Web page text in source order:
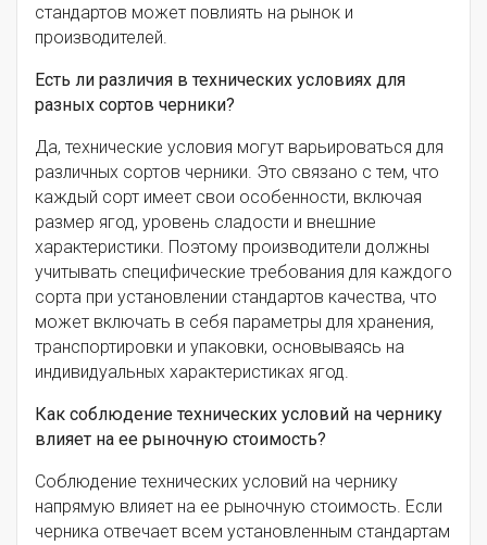
стандартов может повлиять на рынок и
производителей.
Есть ли различия в технических условиях для
разных сортов черники?
Да, технические условия могут варьироваться для
различных сортов черники. Это связано с тем, что
каждый сорт имеет свои особенности, включая
размер ягод, уровень сладости и внешние
характеристики. Поэтому производители должны
учитывать специфические требования для каждого
сорта при установлении стандартов качества, что
может включать в себя параметры для хранения,
транспортировки и упаковки, основываясь на
индивидуальных характеристиках ягод.
Как соблюдение технических условий на чернику
влияет на ее рыночную стоимость?
Соблюдение технических условий на чернику
напрямую влияет на ее рыночную стоимость. Если
черника отвечает всем установленным стандартам